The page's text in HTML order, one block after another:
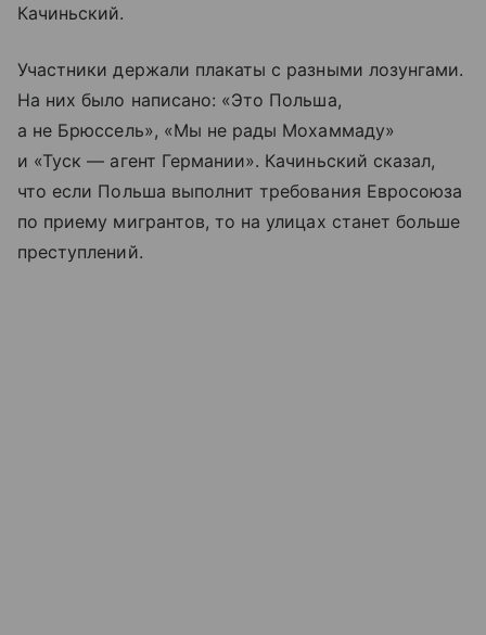
Качиньский.
Участники держали плакаты с разными лозунгами.
На них было написано: «Это Польша,
а не Брюссель», «Мы не рады Мохаммаду»
и «Туск — агент Германии». Качиньский сказал,
что если Польша выполнит требования Евросоюза
по приему мигрантов, то на улицах станет больше
преступлений.